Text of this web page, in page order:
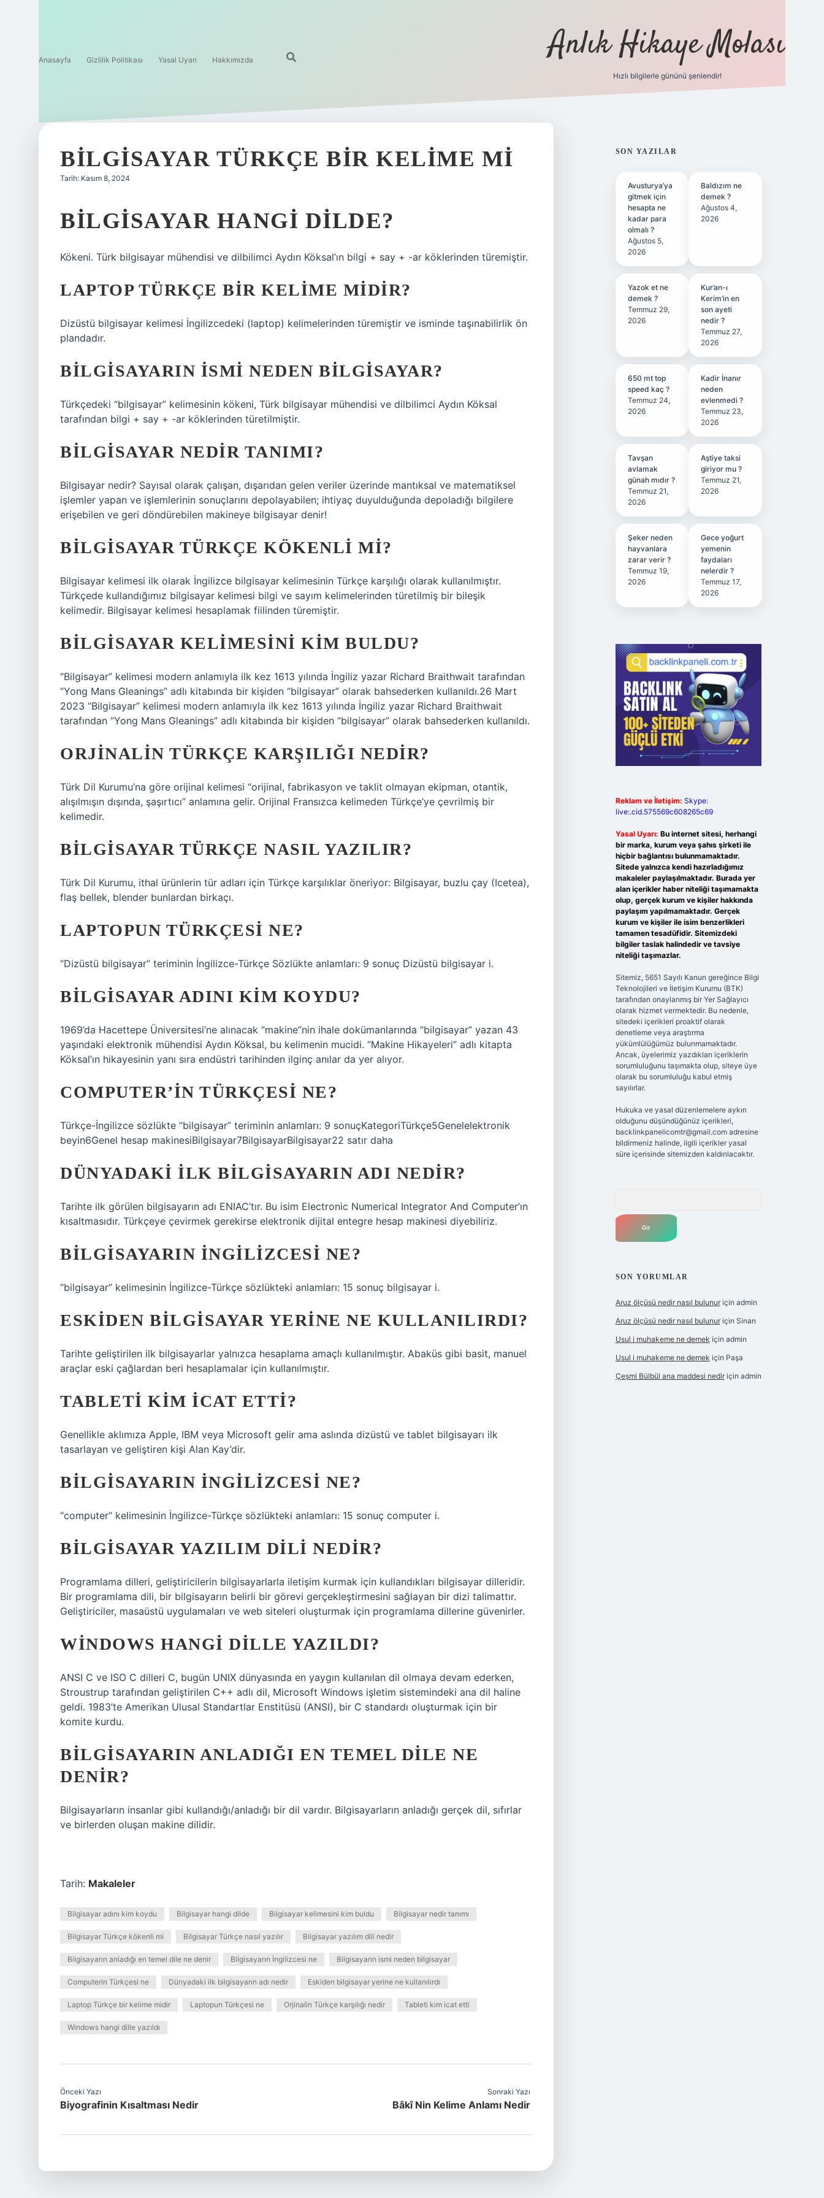
Anasayfa Gizlilik Politikası Yasal Uyarı Hakkımızda Anlık Hikaye Molası
Hızlı bilgilerle gününü şenlendir!
BILGISAYAR TÜRKÇE BIR KELIME MI
Tarih: Kasım 8, 2024
BILGISAYAR HANGI DILDE?
Kökeni. Türk bilgisayar mühendisi ve dilbilimci Aydın Köksal’ın bilgi + say + -ar köklerinden türemiştir.
LAPTOP TÜRKÇE BIR KELIME MIDIR?
Dizüstü bilgisayar kelimesi İngilizcedeki (laptop) kelimelerinden türemiştir ve isminde taşınabilirlik ön
plandadır.
BILGISAYARIN ISMI NEDEN BILGISAYAR?
Türkçedeki “bilgisayar” kelimesinin kökeni, Türk bilgisayar mühendisi ve dilbilimci Aydın Köksal
tarafından bilgi + say + -ar köklerinden türetilmiştir.
BILGISAYAR NEDIR TANIMI?
Bilgisayar nedir? Sayısal olarak çalışan, dışarıdan gelen veriler üzerinde mantıksal ve matematiksel
işlemler yapan ve işlemlerinin sonuçlarını depolayabilen; ihtiyaç duyulduğunda depoladığı bilgilere
erişebilen ve geri döndürebilen makineye bilgisayar denir!
BILGISAYAR TÜRKÇE KÖKENLI MI?
Bilgisayar kelimesi ilk olarak İngilizce bilgisayar kelimesinin Türkçe karşılığı olarak kullanılmıştır.
Türkçede kullandığımız bilgisayar kelimesi bilgi ve sayım kelimelerinden türetilmiş bir bileşik
kelimedir. Bilgisayar kelimesi hesaplamak fiilinden türemiştir.
BILGISAYAR KELIMESINI KIM BULDU?
“Bilgisayar” kelimesi modern anlamıyla ilk kez 1613 yılında İngiliz yazar Richard Braithwait tarafından
“Yong Mans Gleanings” adlı kitabında bir kişiden “bilgisayar” olarak bahsederken kullanıldı.26 Mart
2023 “Bilgisayar” kelimesi modern anlamıyla ilk kez 1613 yılında İngiliz yazar Richard Braithwait
tarafından “Yong Mans Gleanings” adlı kitabında bir kişiden “bilgisayar” olarak bahsederken kullanıldı.
ORJINALIN TÜRKÇE KARŞILIĞI NEDIR?
Türk Dil Kurumu’na göre orijinal kelimesi “orijinal, fabrikasyon ve taklit olmayan ekipman, otantik,
alışılmışın dışında, şaşırtıcı” anlamına gelir. Orijinal Fransızca kelimeden Türkçe’ye çevrilmiş bir
kelimedir.
BILGISAYAR TÜRKÇE NASIL YAZILIR?
Türk Dil Kurumu, ithal ürünlerin tür adları için Türkçe karşılıklar öneriyor: Bilgisayar, buzlu çay (Icetea),
flaş bellek, blender bunlardan birkaçı.
LAPTOPUN TÜRKÇESI NE?
“Dizüstü bilgisayar” teriminin İngilizce-Türkçe Sözlükte anlamları: 9 sonuç Dizüstü bilgisayar i.
BILGISAYAR ADINI KIM KOYDU?
1969’da Hacettepe Üniversitesi’ne alınacak “makine”nin ihale dokümanlarında “bilgisayar” yazan 43
yaşındaki elektronik mühendisi Aydın Köksal, bu kelimenin mucidi. “Makine Hikayeleri” adlı kitapta
Köksal’ın hikayesinin yanı sıra endüstri tarihinden ilginç anılar da yer alıyor.
COMPUTER’IN TÜRKÇESI NE?
Türkçe-İngilizce sözlükte “bilgisayar” teriminin anlamları: 9 sonuçKategoriTürkçe5Genelelektronik
beyin6Genel hesap makinesiBilgisayar7BilgisayarBilgisayar22 satır daha
DÜNYADAKI ILK BILGISAYARIN ADI NEDIR?
Tarihte ilk görülen bilgisayarın adı ENIAC’tır. Bu isim Electronic Numerical Integrator And Computer’ın
kısaltmasıdır. Türkçeye çevirmek gerekirse elektronik dijital entegre hesap makinesi diyebiliriz.
BILGISAYARIN İNGILIZCESI NE?
“bilgisayar” kelimesinin İngilizce-Türkçe sözlükteki anlamları: 15 sonuç bilgisayar i.
ESKIDEN BILGISAYAR YERINE NE KULLANILIRDI?
Tarihte geliştirilen ilk bilgisayarlar yalnızca hesaplama amaçlı kullanılmıştır. Abaküs gibi basit, manuel
araçlar eski çağlardan beri hesaplamalar için kullanılmıştır.
TABLETI KIM ICAT ETTI?
Genellikle aklımıza Apple, IBM veya Microsoft gelir ama aslında dizüstü ve tablet bilgisayarı ilk
tasarlayan ve geliştiren kişi Alan Kay’dir.
BILGISAYARIN İNGILIZCESI NE?
“computer” kelimesinin İngilizce-Türkçe sözlükteki anlamları: 15 sonuç computer i.
BILGISAYAR YAZILIM DILI NEDIR?
Programlama dilleri, geliştiricilerin bilgisayarlarla iletişim kurmak için kullandıkları bilgisayar dilleridir.
Bir programlama dili, bir bilgisayarın belirli bir görevi gerçekleştirmesini sağlayan bir dizi talimattır.
Geliştiriciler, masaüstü uygulamaları ve web siteleri oluşturmak için programlama dillerine güvenirler.
WINDOWS HANGI DILLE YAZILDI?
ANSI C ve ISO C dilleri C, bugün UNIX dünyasında en yaygın kullanılan dil olmaya devam ederken,
Stroustrup tarafından geliştirilen C++ adlı dil, Microsoft Windows işletim sistemindeki ana dil haline
geldi. 1983’te Amerikan Ulusal Standartlar Enstitüsü (ANSI), bir C standardı oluşturmak için bir
komite kurdu.
BILGISAYARIN ANLADIĞI EN TEMEL DILE NE
DENIR?
Bilgisayarların insanlar gibi kullandığı/anladığı bir dil vardır. Bilgisayarların anladığı gerçek dil, sıfırlar
ve birlerden oluşan makine dilidir.
Tarih: Makaleler
Bilgisayar adını kim koydu Bilgisayar hangi dilde Bilgisayar kelimesini kim buldu Bilgisayar nedir tanımı
Bilgisayar Türkçe kökenli mi Bilgisayar Türkçe nasıl yazılır Bilgisayar yazılım dili nedir
Bilgisayarın anladığı en temel dile ne denir Bilgisayarın İngilizcesi ne Bilgisayarın ismi neden bilgisayar
Computerin Türkçesi ne Dünyadaki ilk bilgisayarın adı nedir Eskiden bilgisayar yerine ne kullanılırdı
Laptop Türkçe bir kelime midir Laptopun Türkçesi ne Orjinalin Türkçe karşılığı nedir Tableti kim icat etti
Windows hangi dille yazıldı
Önceki Yazı
Biyografinin Kısaltması Nedir
Sonraki Yazı
Bâkî Nin Kelime Anlamı Nedir
SIDEBAR
SON YAZILAR
Avusturya’ya
gitmek için
hesapta ne
kadar para
olmalı ?
Ağustos 5,
2026
Baldızım ne
demek ?
Ağustos 4,
2026
Yazok et ne
demek ?
Temmuz 29,
2026
Kur’an-ı
Kerim’in en
son ayeti
nedir ?
Temmuz 27,
2026
650 mt top
speed kaç ?
Temmuz 24,
2026
Kadir İnanır
neden
evlenmedi ?
Temmuz 23,
2026
Tavşan
avlamak
günah mıdır ?
Temmuz 21,
2026
Aştiye taksi
giriyor mu ?
Temmuz 21,
2026
Şeker neden
hayvanlara
zarar verir ?
Temmuz 19,
2026
Gece yoğurt
yemenin
faydaları
nelerdir ?
Temmuz 17,
2026
Reklam ve İletişim: Skype:
live:.cid.575569c608265c69
Yasal Uyarı: Bu internet sitesi, herhangi
bir marka, kurum veya şahıs şirketi ile
hiçbir bağlantısı bulunmamaktadır.
Sitede yalnızca kendi hazırladığımız
makaleler paylaşılmaktadır. Burada yer
alan içerikler haber niteliği taşımamakta
olup, gerçek kurum ve kişiler hakkında
paylaşım yapılmamaktadır. Gerçek
kurum ve kişiler ile isim benzerlikleri
tamamen tesadüfidir. Sitemizdeki
bilgiler taslak halindedir ve tavsiye
niteliği taşımazlar.
Sitemiz, 5651 Sayılı Kanun gereğince Bilgi
Teknolojileri ve İletişim Kurumu (BTK)
tarafından onaylanmış bir Yer Sağlayıcı
olarak hizmet vermektedir. Bu nedenle,
sitedeki içerikleri proaktif olarak
denetleme veya araştırma
yükümlülüğümüz bulunmamaktadır.
Ancak, üyelerimiz yazdıkları içeriklerin
sorumluluğunu taşımakta olup, siteye üye
olarak bu sorumluluğu kabul etmiş
sayılırlar.
Hukuka ve yasal düzenlemelere aykırı
olduğunu düşündüğünüz içerikleri,
backlinkpanelicomtr@gmail.comadresine
bildirmeniz halinde, ilgili içerikler yasal
süre içerisinde sitemizden kaldırılacaktır.
SON YORUMLAR
Aruz ölçüsü nedir nasıl bulunuriçin admin
Aruz ölçüsü nedir nasıl bulunuriçin Sinan
Usul i muhakeme ne demek için admin
Usul i muhakeme ne demek için Paşa
Çeşmi Bülbül ana maddesi nediriçin admin